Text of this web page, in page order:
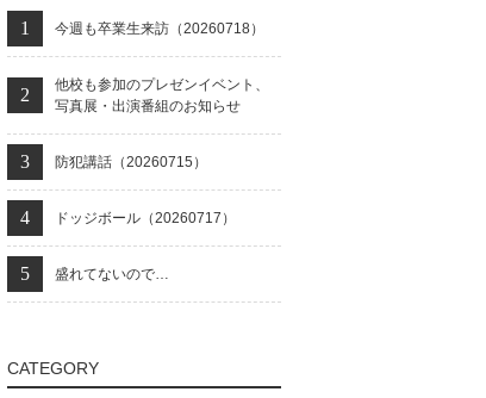
今週も卒業生来訪（20260718）
他校も参加のプレゼンイベント、
写真展・出演番組のお知らせ
防犯講話（20260715）
ドッジボール（20260717）
盛れてないので…
CATEGORY